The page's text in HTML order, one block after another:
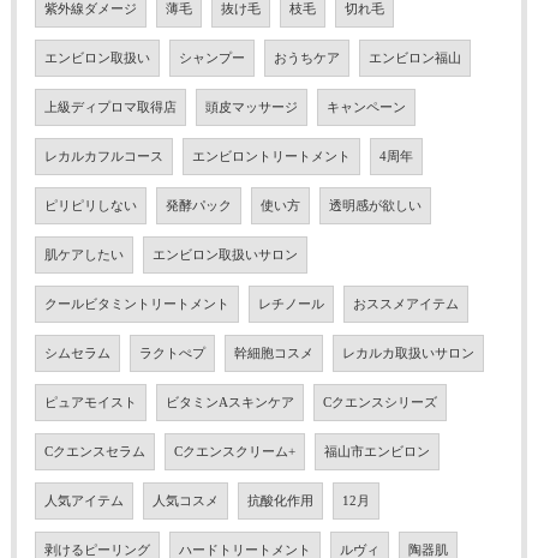
紫外線ダメージ 薄毛 抜け毛 枝毛 切れ毛
エンビロン取扱い シャンプー おうちケア エンビロン福山
上級ディプロマ取得店 頭皮マッサージ キャンペーン
レカルカフルコース エンビロントリートメント 4周年
ピリピリしない 発酵パック 使い方 透明感が欲しい
肌ケアしたい エンビロン取扱いサロン
クールビタミントリートメント レチノール おススメアイテム
シムセラム ラクトぺプ 幹細胞コスメ レカルカ取扱いサロン
ピュアモイスト ビタミンAスキンケア Cクエンスシリーズ
Cクエンスセラム Cクエンスクリーム+ 福山市エンビロン
人気アイテム 人気コスメ 抗酸化作用 12月
剥けるピーリング ハードトリートメント ルヴィ 陶器肌